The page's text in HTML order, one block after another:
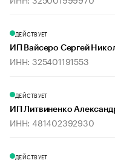
ДЕЙСТВУЕТ
ИП Вайсеро Сергей
ИНН: 325401191553
ДЕЙСТВУЕТ
ИП Литвиненко
ИНН: 481402392930
ДЕЙСТВУЕТ